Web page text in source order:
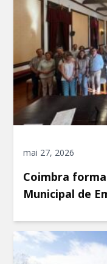
mai 27, 2026
Coimbra
Municipal de